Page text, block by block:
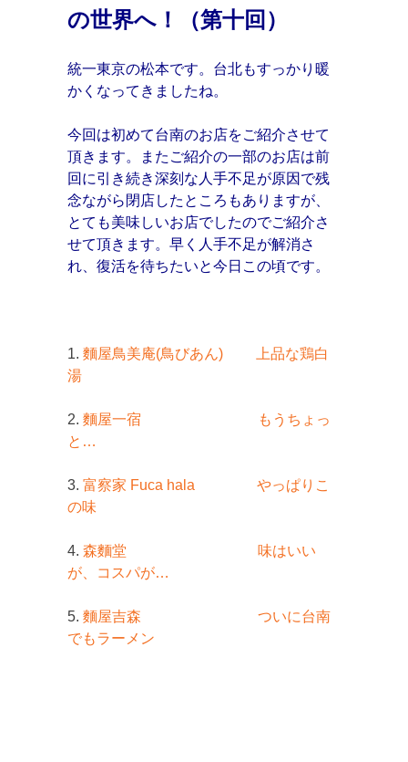
の世界へ！（第十回）
統一東京の松本です。台北もすっかり暖
かくなってきましたね。
今回は初めて台南のお店をご紹介させて
頂きます。またご紹介の一部のお店は前
回に引き続き深刻な人手不足が原因で残
念ながら閉店したところもありますが、
とても美味しいお店でしたのでご紹介さ
せて頂きます。早く人手不足が解消さ
れ、復活を待ちたいと今日この頃です。
1. 麵屋鳥美庵(鳥びあん) 上品な鶏白
湯
2. 麵屋一宿 もうちょっ
と…
3. 富察家 Fuca hala やっぱりこ
の味
4. 森麵堂 味はいい
が、コスパが…
5. 麵屋吉森 ついに台南
でもラーメン